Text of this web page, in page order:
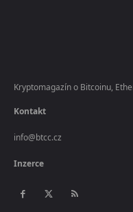
Kryptomagazín o Bitcoinu,
Kontakt
info@btcc.cz
Inzerce